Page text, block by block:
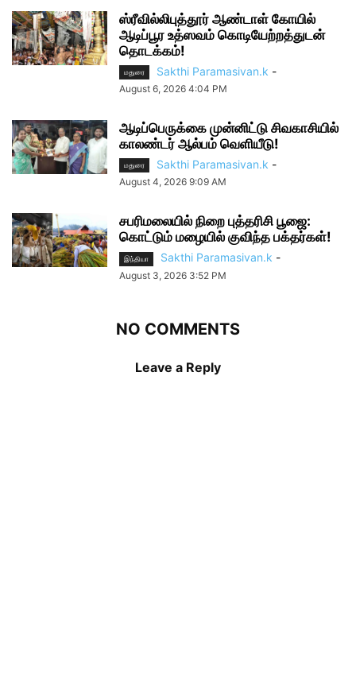
ஸ்ரீவில்லிபுத்தூர் ஆண்டாள் கோயில்
ஆடிப்பூர உத்ஸவம் கொடியேற்றத்துடன்
தொடக்கம்!
மதுரை Sakthi Paramasivan.k -
August 6, 2026 4:04 PM
ஆடிப்பெருக்கை முன்னிட்டு சிவகாசியில்
காலண்டர் ஆல்பம் வெளியீடு!
மதுரை Sakthi Paramasivan.k -
August 4, 2026 9:09 AM
சபரிமலையில் நிறை புத்தரிசி பூஜை:
கொட்டும் மழையில் குவிந்த பக்தர்கள்!
இந்தியா Sakthi Paramasivan.k -
August 3, 2026 3:52 PM
NO COMMENTS
Leave a Reply